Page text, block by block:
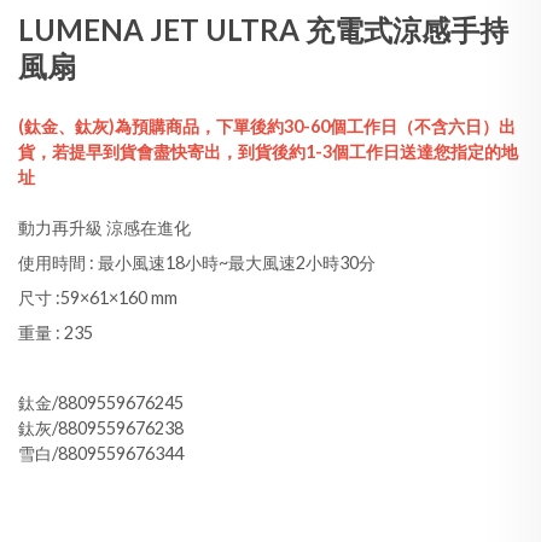
LUMENA JET ULTRA 充電式涼感手持
風扇
(鈦金、鈦灰)為預購商品，下單後約30-60個工作日（不含六日）出
貨，若提早到貨會盡快寄出，到貨後約1-3個工作日送達您指定的地
址
動力再升級 涼感在進化
使用時間 : 最小風速18小時~最大風速2小時30分
尺寸 :59×61×160 mm
重量 : 235
鈦金/8809559676245
鈦灰/8809559676238
雪白/8809559676344